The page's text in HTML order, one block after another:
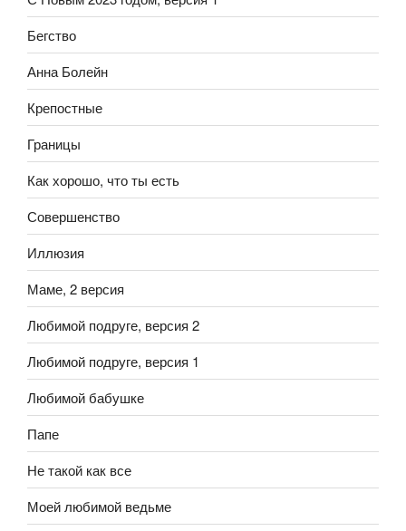
Бегство
Анна Болейн
Крепостные
Границы
Как хорошо, что ты есть
Совершенство
Иллюзия
Маме, 2 версия
Любимой подруге, версия 2
Любимой подруге, версия 1
Любимой бабушке
Папе
Не такой как все
Моей любимой ведьме